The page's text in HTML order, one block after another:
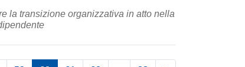
la transizione organizzativa in atto nella